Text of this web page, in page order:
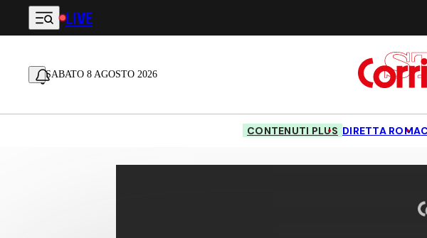
Vai al contenuto principale
LIVE
SABATO 8 AGOSTO 2026
CONTENUTI PLUS DIRETTA ROMA